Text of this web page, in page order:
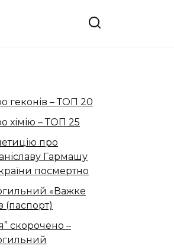
геконів – ТОП 20
хімію – ТОП 25
про
Гармашу
посмертно
«Важке
(паспорт)
скорочено –